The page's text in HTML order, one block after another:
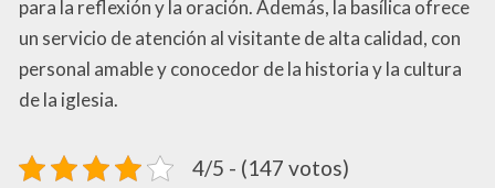
para la reflexión y la oración. Además, la basílica ofrece
un servicio de atención al visitante de alta calidad, con
personal amable y conocedor de la historia y la cultura
de la iglesia.
4/5 - (147 votos)